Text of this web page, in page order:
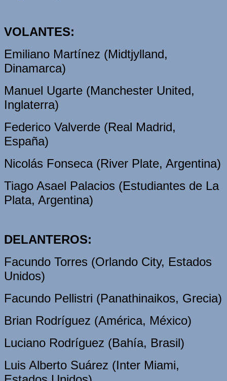
VOLANTES:
Emiliano Martínez (Midtjylland,
Dinamarca)
Manuel Ugarte (Manchester United,
Inglaterra)
Federico Valverde (Real Madrid,
España)
Nicolás Fonseca (River Plate, Argentina)
Tiago Asael Palacios (Estudiantes de La
Plata, Argentina)
DELANTEROS:
Facundo Torres (Orlando City, Estados
Unidos)
Facundo Pellistri (Panathinaikos, Grecia)
Brian Rodríguez (América, México)
Luciano Rodríguez (Bahía, Brasil)
Luis Alberto Suárez (Inter Miami,